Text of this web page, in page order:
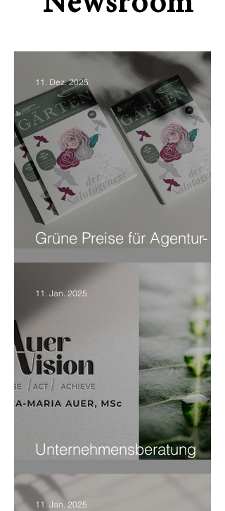
Grüne Preise für Agentur-
Kunden
11. Dez. 2025
Unternehmensberatung
"AuerVision"
11. Jan. 2025
11. Jan. 2025